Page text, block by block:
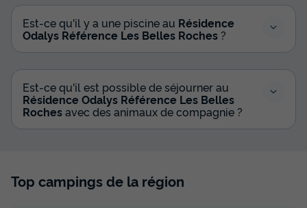
Est-ce qu'il y a une piscine au Résidence
Odalys Référence Les Belles Roches ?
Est-ce qu'il est possible de séjourner au
Résidence Odalys Référence Les Belles
Rochesavec des animaux de compagnie ?
Top campings de la région